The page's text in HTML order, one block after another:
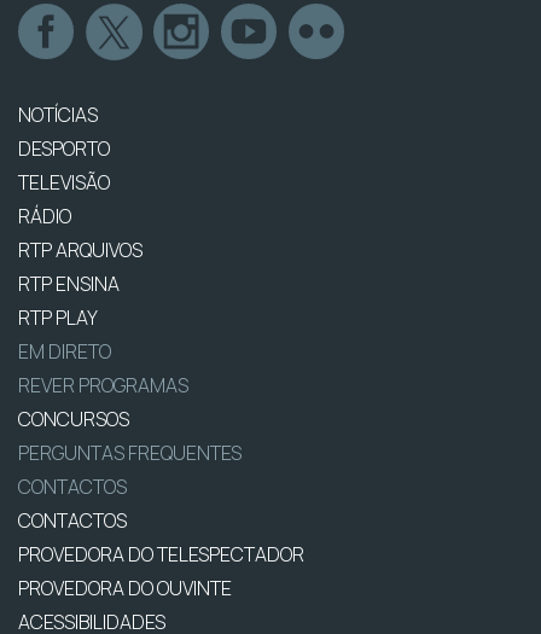
NOTÍCIAS
DESPORTO
TELEVISÃO
RÁDIO
RTP ARQUIVOS
RTP ENSINA
RTP PLAY
EM DIRETO
REVER PROGRAMAS
CONCURSOS
PERGUNTAS FREQUENTES
CONTACTOS
CONTACTOS
PROVEDORA DO TELESPECTADOR
PROVEDORA DO OUVINTE
ACESSIBILIDADES